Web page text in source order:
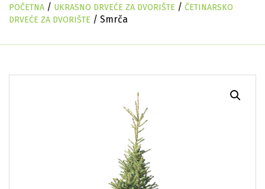
POČETNA / UKRASNO DRVEĆE ZA DVORIŠTE / ČETINARSKO
DRVEĆE ZA DVORIŠTE / Smrča